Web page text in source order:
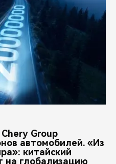
Group
автомобилей. «Из
китайский
на глобализацию